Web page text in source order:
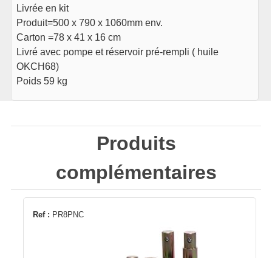
Livrée en kit
Produit=500 x 790 x 1060mm env.
Carton =78 x 41 x 16 cm
Livré avec pompe et réservoir pré-rempli ( huile
OKCH68)
Poids59 kg
Produits
complémentaires
Ref : PR8PNC